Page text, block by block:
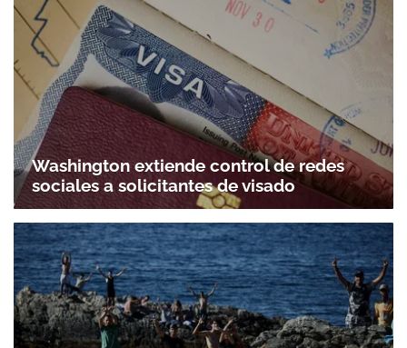
Washington extiende control de redes
sociales a solicitantes de visado